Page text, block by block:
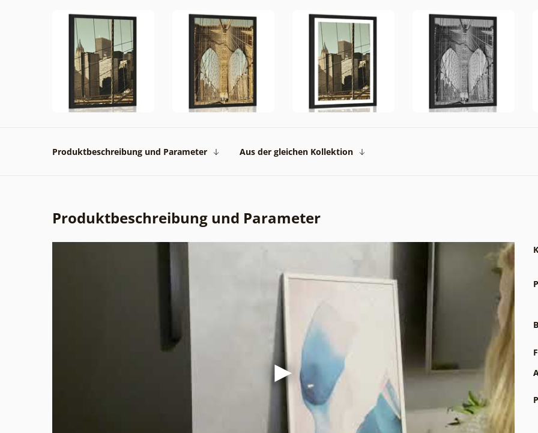
Produktbeschreibung und Parameter Aus der gleichen Kollektion
Produktbeschreibung und Parameter